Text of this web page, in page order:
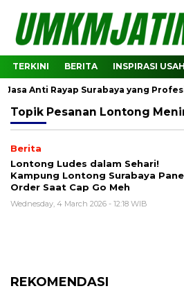
TERKINI BERITA INSPIRASI
Anti Rayap Surabaya yang
Topik Pesanan Lontong
Berita
Lontong Ludes dalam Sehari!
Kampung Lontong Surabaya
Order Saat Cap Go Meh
Wednesday, 4 March 2026 - 12:18 WIB
REKOMENDASI